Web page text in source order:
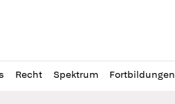
Recht Spektrum Fortbildungen